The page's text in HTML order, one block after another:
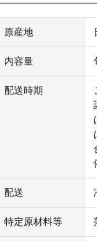
原産地
内容量
配送時期
配送
特定原材料等